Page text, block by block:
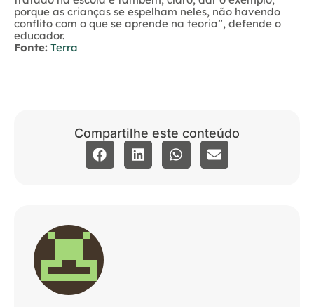
porque as crianças se espelham neles, não havendo
conflito com o que se aprende na teoria”, defende o
educador.
Fonte: Terra
Compartilhe este conteúdo